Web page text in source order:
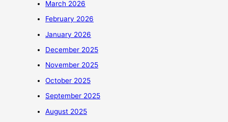
March 2026
February 2026
January 2026
December 2025
November 2025
October 2025
September 2025
August 2025